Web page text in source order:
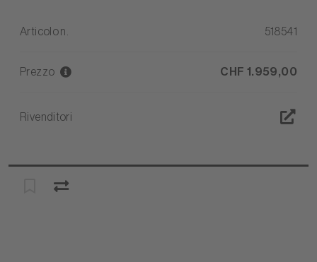
Articolo n. 518541
Prezzo CHF 1.959,00
Rivenditori